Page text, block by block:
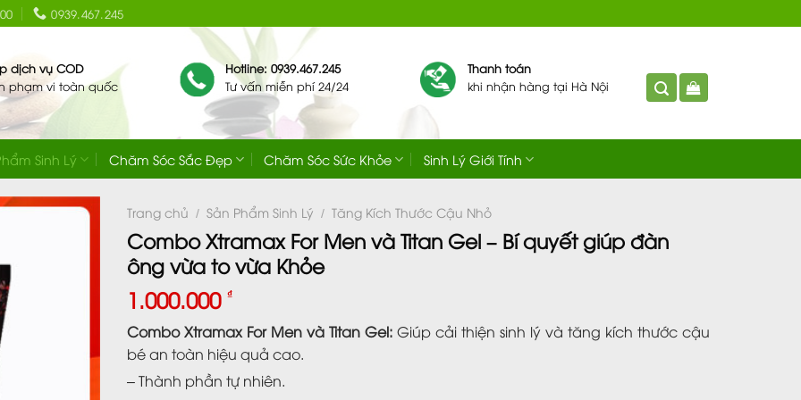
0939.467.245
dịch vụ COD
phạm vi toàn quốc
Hotline: 0939.467.245
Tư vấn miễn phí 24/24
Thanh toán
khi nhận hàng tại Hà Nội
Sinh Lý Chăm Sóc Sắc Đẹp Chăm Sóc Sức Khỏe Sinh Lý Giới Tính
Trang chủ / Sản Phẩm Sinh Lý / Tăng Kích Thước Cậu Nhỏ
Combo Xtramax For Men và Titan Gel – Bí quyết giúp đàn
ông vừa to vừa Khỏe
1.000.000 ₫
Combo Xtramax For Men và Titan Gel: Giúp cải thiện sinh lý và tăng kích thước cậu
bé an toàn hiệu quả cao.
– Thành phần tự nhiên.